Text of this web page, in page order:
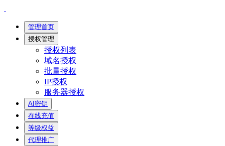
管理首页
授权管理
授权列表
域名授权
批量授权
IP授权
服务器授权
AI密钥
在线充值
等级权益
代理推广